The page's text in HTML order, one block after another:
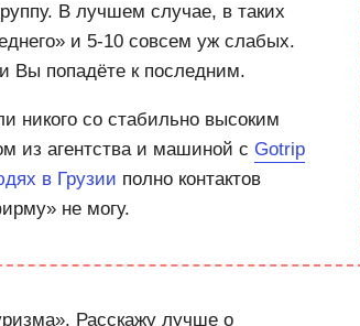
В лучшем случае, в таких
и 5-10 совсем уж слабых.
Вы попадёте к последним.
никого со стабильно высоким
из агентства и машиной с Gotrip
в Грузии полно контактов
не могу.
Расскажу лучше о